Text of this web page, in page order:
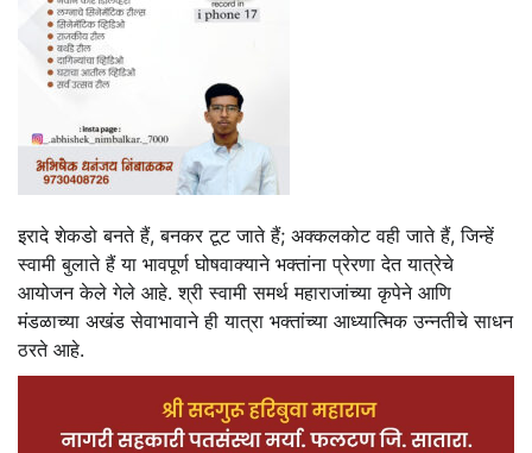
इरादे शेकडो बनते हैं, बनकर टूट जाते हैं; अक्कलकोट वही जाते हैं, जिन्हें
स्वामी बुलाते हैं या भावपूर्ण घोषवाक्याने भक्तांना प्रेरणा देत यात्रेचे
आयोजन केले गेले आहे. श्री स्वामी समर्थ महाराजांच्या कृपेने आणि
मंडळाच्या अखंड सेवाभावाने ही यात्रा भक्तांच्या आध्यात्मिक उन्नतीचे साधन
ठरते आहे.